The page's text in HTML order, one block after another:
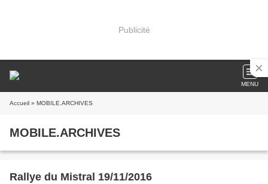
Publicité
MENU
Accueil » MOBILE.ARCHIVES
MOBILE.ARCHIVES
Rallye du Mistral 19/11/2016